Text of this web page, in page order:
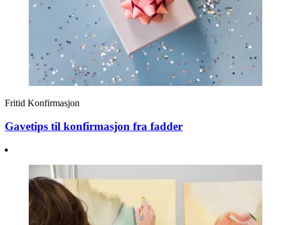
Fritid Konfirmasjon
Gavetips til konfirmasjon fra fadder